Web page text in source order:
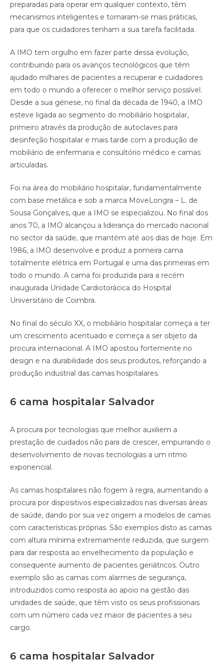
preparadas para operar em qualquer contexto, têm
mecanismos inteligentes e tornaram-se mais práticas,
para que os cuidadores tenham a sua tarefa facilitada.
A IMO tem orgulho em fazer parte dessa evolução,
contribuindo para os avanços tecnológicos que têm
ajudado milhares de pacientes a recuperar e cuidadores
em todo o mundo a oferecer o melhor serviço possível.
Desde a sua génese, no final da década de 1940, a IMO
esteve ligada ao segmento do mobiliário hospitalar,
primeiro através da produção de autoclaves para
desinfeção hospitalar e mais tarde com a produção de
mobiliário de enfermaria e consultório médico e camas
articuladas.
Foi na área do mobiliário hospitalar, fundamentalmente
com base metálica e sob a marca MóveLongra – L. de
Sousa Gonçalves, que a IMO se especializou. No final dos
anos 70, a IMO alcançou a liderança do mercado nacional
no sector da saúde, que mantém até aos dias de hoje. Em
1986, a IMO desenvolve e produz a primeira cama
totalmente elétrica em Portugal e uma das primeiras em
todo o mundo. A cama foi produzida para a recém
inaugurada Unidade Cardiotorácica do Hospital
Universitário de Coimbra.
No final do século XX, o mobiliário hospitalar começa a ter
um crescimento acentuado e começa a ser objeto da
procura internacional. A IMO apostou fortemente no
design e na durabilidade dos seus produtos, reforçando a
produção industrial das camas hospitalares.
6 cama hospitalar Salvador
A procura por tecnologias que melhor auxiliem a
prestação de cuidados não para de crescer, empurrando o
desenvolvimento de novas tecnologias a um ritmo
exponencial.
As camas hospitalares não fogem à regra, aumentando a
procura por dispositivos especializados nas diversas áreas
de saúde, dando por sua vez origem a modelos de camas
com características próprias. São exemplos disto as camas
com altura mínima extremamente reduzida, que surgem
para dar resposta ao envelhecimento da população e
consequente aumento de pacientes geriátricos. Outro
exemplo são as camas com alarmes de segurança,
introduzidos como resposta ao apoio na gestão das
unidades de saúde, que têm visto os seus profissionais
com um número cada vez maior de pacientes a seu
cargo.
6 cama hospitalar Salvador